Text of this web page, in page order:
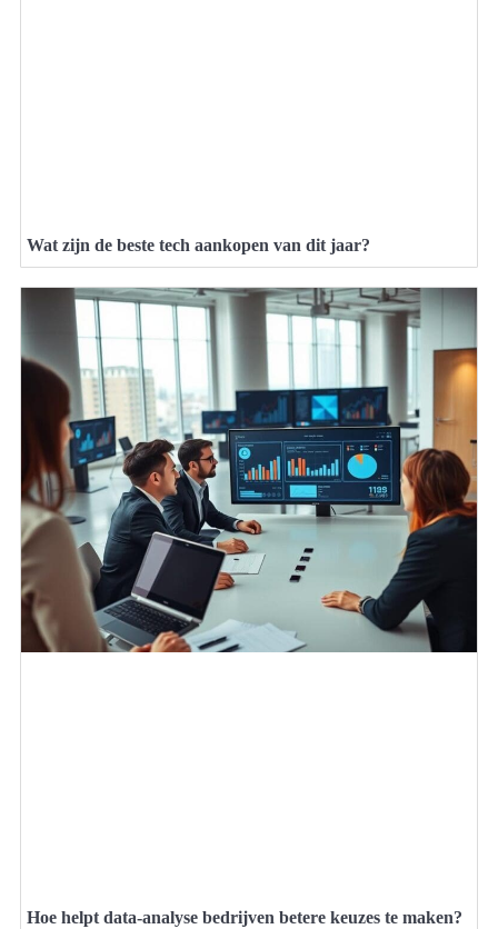
Wat zijn de beste tech aankopen van dit jaar?
Hoe helpt data-analyse bedrijven betere keuzes te maken?